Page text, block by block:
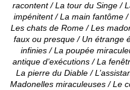
racontent / La tour du Singe /
impénitent / La main fantôme
Les chats de Rome / Les
faux ou presque / Un étrange
infinies / La poupée
antique d’exécutions / La
La pierre du Diable /
Madonelles miraculeuses / Le